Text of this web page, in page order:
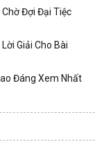
Đợi Đại Tiệc
Giải Cho Bài
Đáng Xem Nhất